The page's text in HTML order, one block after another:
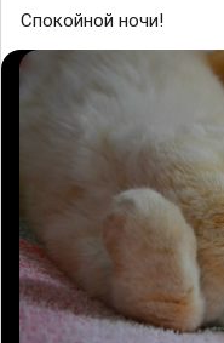
Спокойной ночи!